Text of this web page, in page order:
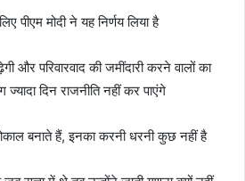
पीएम मोदी ने यह निर्णय लिया है
और परिवारवाद की जमींदारी करने वालों का
दिन राजनीति नहीं कर पाएंगे
बनाते हैं, इनका करनी धरनी कुछ नहीं है